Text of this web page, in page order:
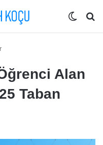
Dış
Alan
Taban